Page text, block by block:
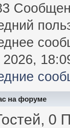
на форуме
0